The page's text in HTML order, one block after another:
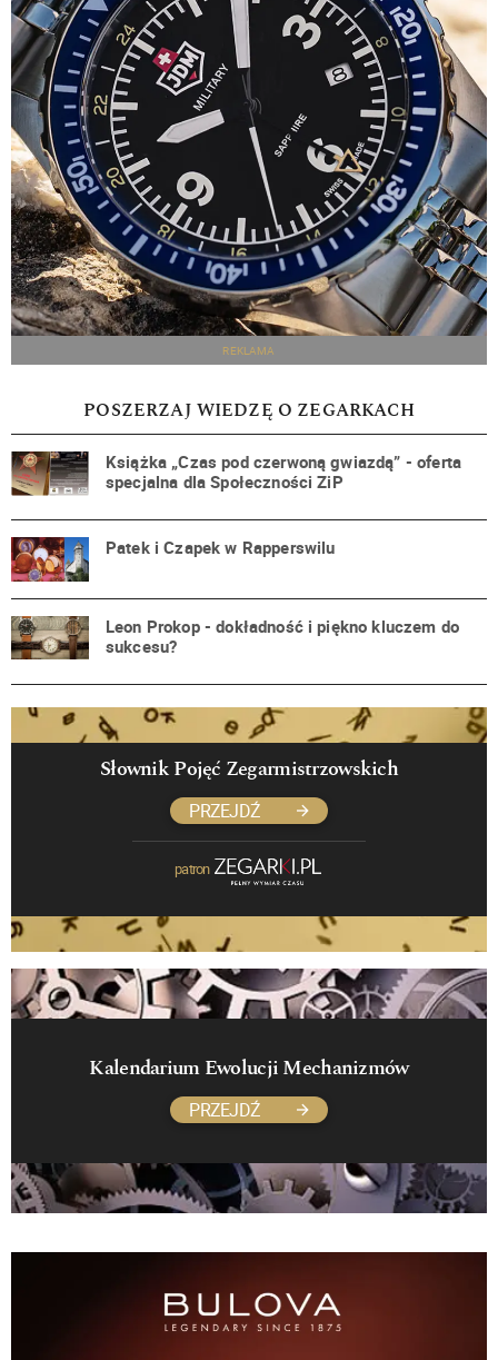
REKLAMA
POSZERZAJ WIEDZĘ O ZEGARKACH
Książka „Czas pod czerwoną gwiazdą” - oferta
specjalna dla Społeczności ZiP
Patek i Czapek w Rapperswilu
Leon Prokop - dokładność i piękno kluczem do
sukcesu?
Słownik Pojęć Zegarmistrzowskich
PRZEJDŹ
patron
Kalendarium Ewolucji Mechanizmów
PRZEJDŹ